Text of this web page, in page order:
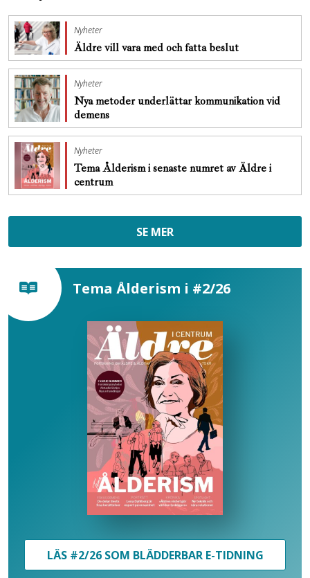
Nyheter
Äldre vill vara med och fatta beslut
Nyheter
Nya metoder underlättar kommunikation vid
demens
Nyheter
Tema Ålderism i senaste numret av Äldre i
centrum
SE MER
Tema Ålderism i #2/26
LÄS #2/26 SOM BLÄDDERBAR E-TIDNING